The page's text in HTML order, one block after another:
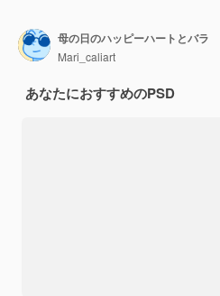
母の日のハッピーハートとバラ
Mari_caliart
あなたにおすすめのPSD